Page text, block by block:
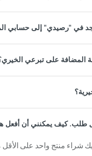
في "رصيدي" إلى حسابي
المضافة على تبرعي
طلب. كيف يمكنني أن أفعل
شراء منتج واحد على الأقل